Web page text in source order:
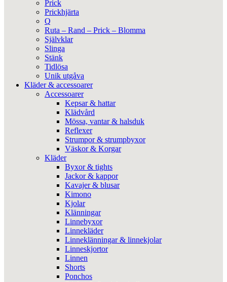
Prick
Prickhjärta
Q
Ruta – Rand – Prick – Blomma
Självklar
Slinga
Stänk
Tidlösa
Unik utgåva
Kläder & accessoarer
Accessoarer
Kepsar & hattar
Klädvård
Mössa, vantar & halsduk
Reflexer
Strumpor & strumpbyxor
Väskor & Korgar
Kläder
Byxor & tights
Jackor & kappor
Kavajer & blusar
Kimono
Kjolar
Klänningar
Linnebyxor
Linnekläder
Linneklänningar & linnekjolar
Linneskjortor
Linnen
Shorts
Ponchos